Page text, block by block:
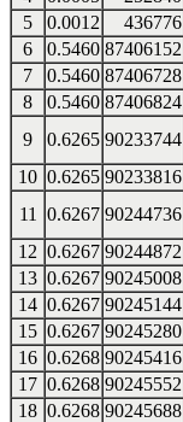
5
0.0012 436776
6
0.5460 87406152
7
0.5460 87406728
8
0.5460 87406824
9
0.6265 90233744
10 0.6265 90233816
11
0.6267 90244736
12 0.6267 90244872
13 0.6267 90245008
14 0.6267 90245144
15 0.6267 90245280
16 0.6268 90245416
17 0.6268 90245552
18 0.6268 90245688